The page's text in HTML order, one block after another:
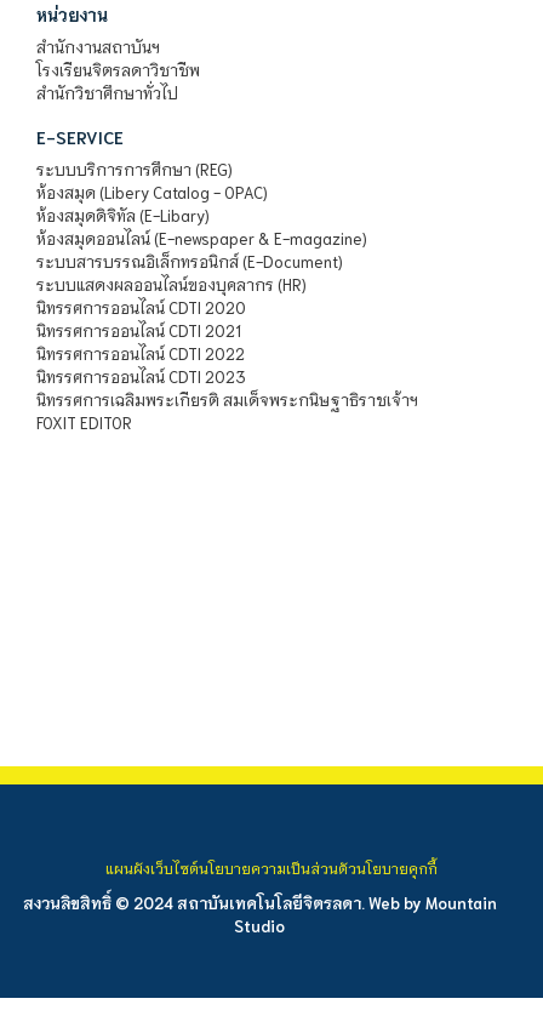
หน่วยงาน
สำนักงานสถาบันฯ
โรงเรียนจิตรลดาวิชาชีพ
สำนักวิชาศึกษาทั่วไป
E-SERVICE
ระบบบริการการศึกษา (REG)
ห้องสมุด (Libery Catalog - OPAC)
ห้องสมุดดิจิทัล (E-Libary)
ห้องสมุดออนไลน์ (E-newspaper & E-magazine)
ระบบสารบรรณอิเล็กทรอนิกส์ (E-Document)
ระบบแสดงผลออนไลน์ของบุคลากร (HR)
นิทรรศการออนไลน์ CDTI 2020
นิทรรศการออนไลน์ CDTI 2021
นิทรรศการออนไลน์ CDTI 2022
นิทรรศการออนไลน์ CDTI 2023
นิทรรศการเฉลิมพระเกียรติ สมเด็จพระกนิษฐาธิราชเจ้าฯ
FOXIT EDITOR
สงวนลิขสิทธิ์ © 2024 สถาบันเทคโนโลยีจิตรลดา. Web by Mountain
Studio
แผนผังเว็บไซต์นโยบายความเป็นส่วนตัวนโยบายคุกกี้